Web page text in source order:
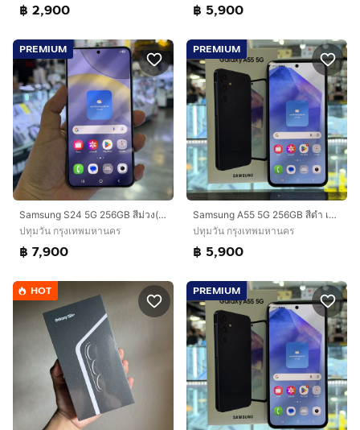
฿ 2,900 ฿ 5,900
PREMIUM
Samsung S24 5G 256GB สีม่วง(Cobalt Violet) เครื่องศูนย์ จอมีรอยขนแมว จอ6.2นิ้ว แรม8รอม256 กล้อง50ล้าน(3ตัว)🔥🔥
ปทุมวัน กรุงเทพมหานคร
฿ 7,900
PREMIUM
Samsung A55 5G 256GB สีดำ เครื่องศูนย์ สภาพสวย จอ6.6นิ้ว แรม12รอม256 กล้อง50ล้าน(3ตัว) ครบยกกล่อง🔥🔥
ปทุมวัน กรุงเทพมหานคร
฿ 5,900
HOT PREMIUM